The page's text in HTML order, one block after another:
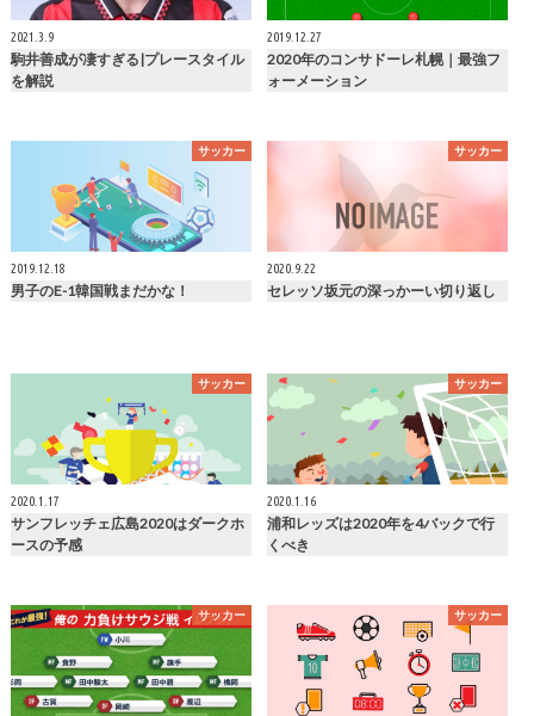
2021.3.9
駒井善成が凄すぎる|プレースタイル
を解説
2019.12.27
2020年のコンサドーレ札幌｜最強フ
ォーメーション
サッカー
2019.12.18
男子のE-1韓国戦まだかな！
サッカー
2020.9.22
セレッソ坂元の深っかーい切り返し
サッカー
2020.1.17
サンフレッチェ広島2020はダークホ
ースの予感
サッカー
2020.1.16
浦和レッズは2020年を4バックで行
くべき
サッカー サッカー